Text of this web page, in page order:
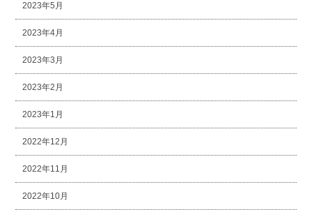
2023年5月
2023年4月
2023年3月
2023年2月
2023年1月
2022年12月
2022年11月
2022年10月